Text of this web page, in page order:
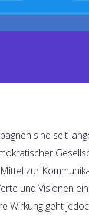
sind seit
zur
und Visionen
Wirkung geht